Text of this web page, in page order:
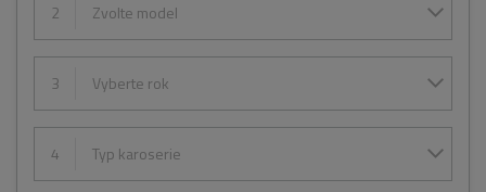
2 Zvolte model
3 Vyberte rok
4 Typ karoserie